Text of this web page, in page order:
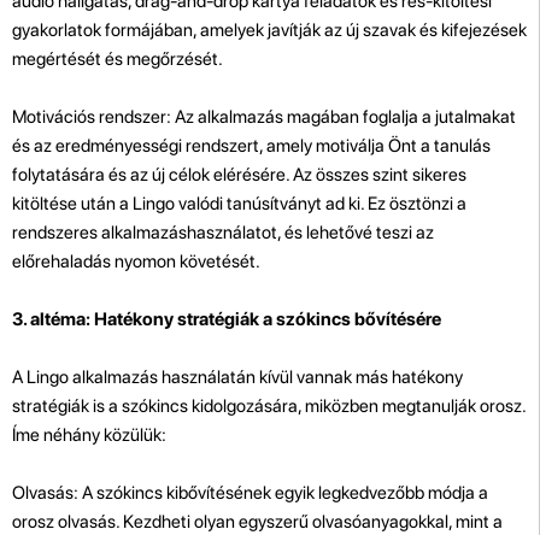
gyakorlatok formájában, amelyek javítják az új szavak és kifejezések
megértését és megőrzését.
Motivációs rendszer: Az alkalmazás magában foglalja a jutalmakat
és az eredményességi rendszert, amely motiválja Önt a tanulás
folytatására és az új célok elérésére. Az összes szint sikeres
kitöltése után a Lingo valódi tanúsítványt ad ki. Ez ösztönzi a
rendszeres alkalmazáshasználatot, és lehetővé teszi az
előrehaladás nyomon követését.
3. altéma: Hatékony stratégiák a szókincs bővítésére
A Lingo alkalmazás használatán kívül vannak más hatékony
stratégiák is a szókincs kidolgozására, miközben megtanulják orosz.
Íme néhány közülük:
Olvasás: A szókincs kibővítésének egyik legkedvezőbb módja a
orosz olvasás. Kezdheti olyan egyszerű olvasóanyagokkal, mint a